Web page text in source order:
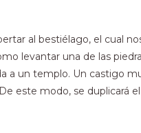
al bestiélago, el cual
levantar una de las
a un templo. Un castigo
este modo, se duplicará